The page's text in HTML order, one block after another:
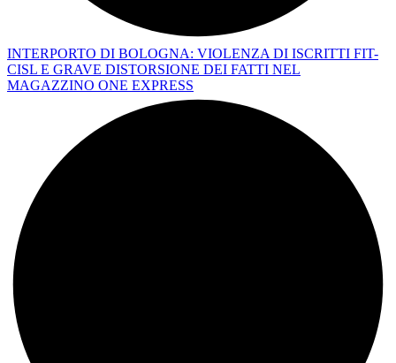
INTERPORTO DI BOLOGNA: VIOLENZA DI ISCRITTI FIT-
CISL E GRAVE DISTORSIONE DEI FATTI NEL
MAGAZZINO ONE EXPRESS